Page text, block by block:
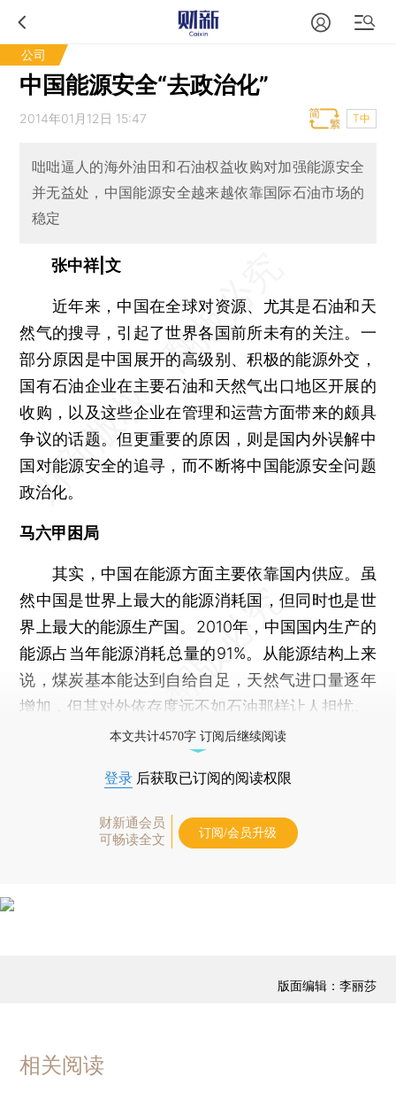
公司
中国能源安全“去政治化”
2014年01月12日 15:47 T中
咄咄逼人的海外油田和石油权益收购对加强能源安全
并无益处，中国能源安全越来越依靠国际石油市场的
稳定
张中祥|文
近年来，中国在全球对资源、尤其是石油和天
然气的搜寻，引起了世界各国前所未有的关注。一
部分原因是中国展开的高级别、积极的能源外交，
国有石油企业在主要石油和天然气出口地区开展的
收购，以及这些企业在管理和运营方面带来的颇具
争议的话题。但更重要的原因，则是国内外误解中
国对能源安全的追寻，而不断将中国能源安全问题
政治化。
马六甲困局
其实，中国在能源方面主要依靠国内供应。虽
然中国是世界上最大的能源消耗国，但同时也是世
界上最大的能源生产国。2010年，中国国内生产的
能源占当年能源消耗总量的91%。从能源结构上来
说，煤炭基本能达到自给自足，天然气进口量逐年
增加，但其对外依存度远不如石油那样让人担忧。
本文共计4570字 订阅后继续阅读
登录 后获取已订阅的阅读权限
财新通会员
可畅读全文
订阅/会员升级
版面编辑：李丽莎
相关阅读